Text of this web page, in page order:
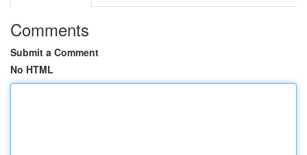
Comments
Submit a Comment
No HTML